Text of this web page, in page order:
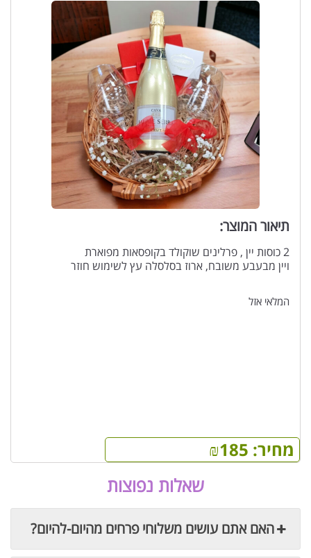
תיאור המוצר:
2 כוסות יין , פרלינים שוקולד בקופסאות מפוארת
ויין מבעבע משובח, ארוז בסלסלה עץ לשימוש חוזר
מחיר: ₪185
המלאי אזל
שאלות נפוצות
האם אתם עושים משלוחי פרחים מהיום-להיום?